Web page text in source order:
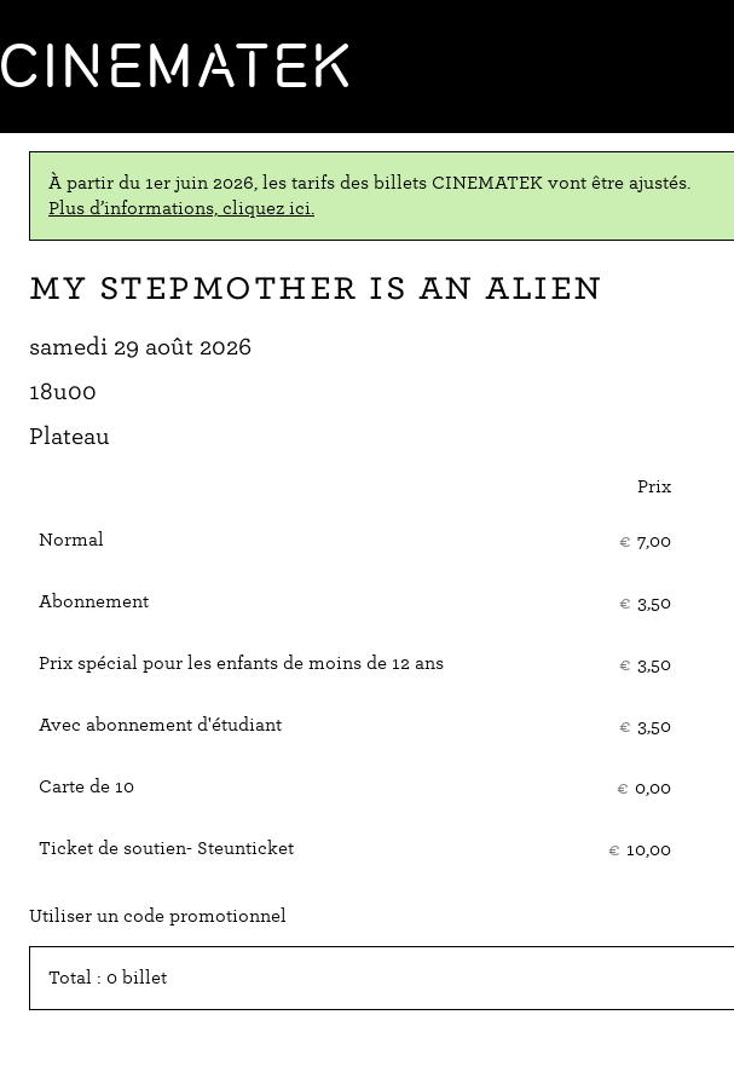
CINEMATEK
À partir du 1er juin 2026, les tarifs des billets CINEMATEK vont être ajustés.
Plus d’informations, cliquez ici.
My Stepmother Is an Alien
samedi 29 août 2026
18u00
Plateau
Prix
Normal € 7,00
Abonnement € 3,50
Prix spécial pour les enfants de moins de 12 ans € 3,50
Avec abonnement d'étudiant € 3,50
Carte de 10 € 0,00
Ticket de soutien- Steunticket € 10,00
Utiliser un code promotionnel
Total : 0 billet